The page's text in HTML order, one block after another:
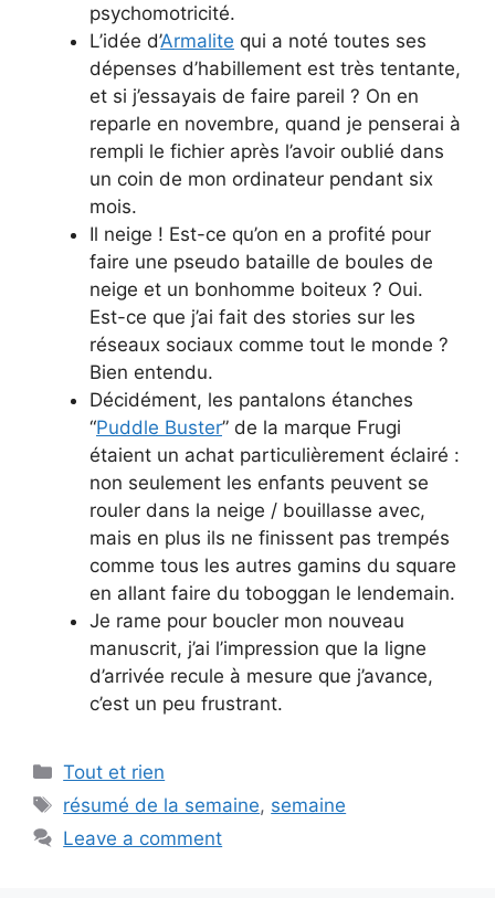
psychomotricité.
L’idée d’Armalite qui a noté toutes ses
dépenses d’habillement est très tentante,
et si j’essayais de faire pareil ? On en
reparle en novembre, quand je penserai à
rempli le fichier après l’avoir oublié dans
un coin de mon ordinateur pendant six
mois.
Il neige ! Est-ce qu’on en a profité pour
faire une pseudo bataille de boules de
neige et un bonhomme boiteux ? Oui.
Est-ce que j’ai fait des stories sur les
réseaux sociaux comme tout le monde ?
Bien entendu.
Décidément, les pantalons étanches
“Puddle Buster” de la marque Frugi
étaient un achat particulièrement éclairé :
non seulement les enfants peuvent se
rouler dans la neige / bouillasse avec,
mais en plus ils ne finissent pas trempés
comme tous les autres gamins du square
en allant faire du toboggan le lendemain.
Je rame pour boucler mon nouveau
manuscrit, j’ai l’impression que la ligne
d’arrivée recule à mesure que j’avance,
c’est un peu frustrant.
Categories
Tout et rien
Tags
résumé de la semaine, semaine
Leave a comment